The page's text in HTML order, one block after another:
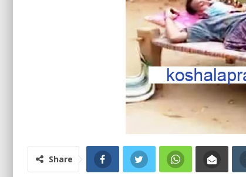
Share